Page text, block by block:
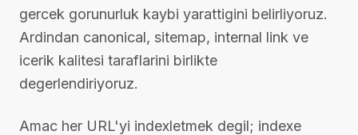
gercek gorunurluk kaybi yarattigini belirliyoruz.
Ardindan canonical, sitemap, internal link ve
icerik kalitesi taraflarini birlikte
degerlendiriyoruz.
Amac her URL'yi indexletmek degil; indexe